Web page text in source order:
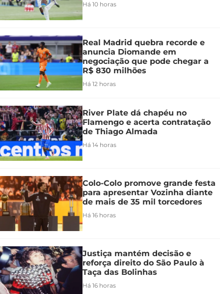
Há 10 horas
Real Madrid quebra recorde e
anuncia Diomande em
negociação que pode chegar a
R$ 830 milhões
Há 12 horas
River Plate dá chapéu no
Flamengo e acerta contratação
de Thiago Almada
Há 14 horas
Colo-Colo promove grande festa
para apresentar Vozinha diante
de mais de 35 mil torcedores
Há 16 horas
Justiça mantém decisão e
reforça direito do São Paulo à
Taça das Bolinhas
Há 16 horas